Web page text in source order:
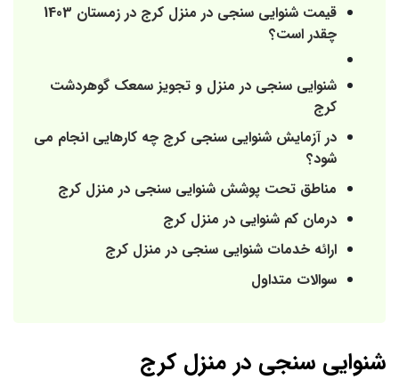
قیمت شنوایی سنجی در منزل کرج در زمستان 1403
چقدر است؟
شنوایی سنجی در منزل و تجویز سمعک گوهردشت
کرج
در آزمایش شنوایی سنجی کرج چه کارهایی انجام می
شود؟
مناطق تحت پوشش شنوایی سنجی در منزل کرج
درمان کم شنوایی در منزل کرج
ارائه خدمات شنوایی سنجی در منزل کرج
سوالات متداول
شنوایی سنجی در منزل کرج